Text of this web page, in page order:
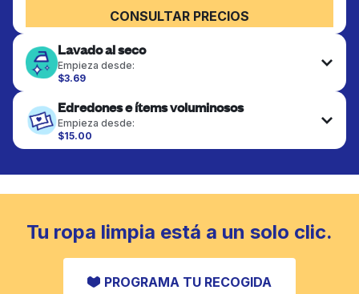
CONSULTAR PRECIOS
Lavado al seco
Empieza desde:
$3.69
terminan de forma profesional. Adecuado para
trajes, vestidos, abrigos y telas que requieren
cuidado especial para mantener su forma, color y
textura.
Edredones e ítems voluminosos
Empieza desde:
$15.00
Los artículos grandes como edredones, mantas y
completamente. Diseñado para refrescar piezas
más pesadas que no caben en una lavadora
CONSULTAR PRECIOS
Tu ropa limpia está a un solo clic.
PROGRAMA TU RECOGIDA